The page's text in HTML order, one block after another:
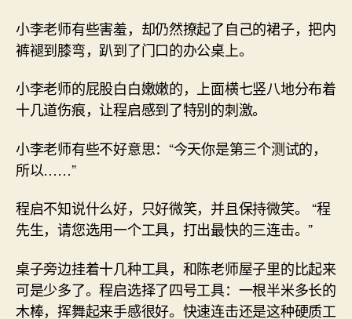
小李老师有些害羞，却仍然撩起了自己的裙子，把内
裤褪到膝弯，趴到了门口的办公桌上。
小李老师的屁股白白嫩嫩的，上面横七竖八地分布着
十几道伤痕，让程启感到了特别的刺激。
小李老师有些不好意思：“今天你是第三个测试的，
所以……”
程启不知说什么好，只好微笑，并且保持微笑。 “程
先生，请您选用一个工具，打出最快的三连击。”
桌子旁边挂着十几种工具，和陈老师屋子里的比起来
可是少多了。程启选择了四号工具：一根半米多长的
木棒，挥舞起来手感很好。快速连击还是这种硬质工